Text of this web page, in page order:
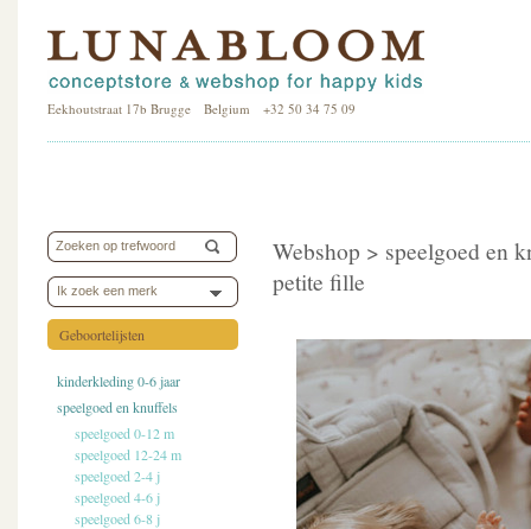
Eekhoutstraat 17b Brugge Belgium +32 50 34 75 09
Ik zoek een merk
Geboortelijsten
kinderkleding 0-6 jaar
speelgoed en knuffels
speelgoed 0-12 m
speelgoed 12-24 m
speelgoed 2-4 j
speelgoed 4-6 j
speelgoed 6-8 j
Webshop > speelgoed en
petite fille